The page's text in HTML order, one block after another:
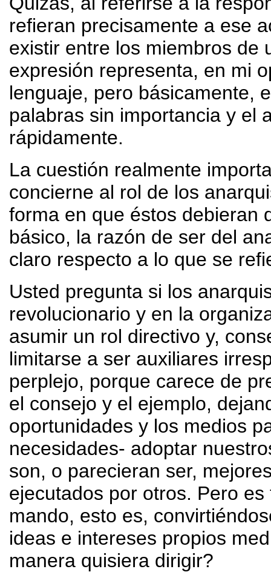
refieran precisamente a ese
existir entre los miembros de
expresión representa, en mi
lenguaje, pero básicamente,
palabras sin importancia y el
rápidamente.
La cuestión realmente
concierne al rol de los
forma en que éstos debieran
básico, la razón de ser del
claro respecto a lo que se
Usted pregunta si los
revolucionario y en la
asumir un rol directivo y,
limitarse a ser auxiliares
perplejo, porque carece de
el consejo y el ejemplo,
oportunidades y los medios
necesidades- adoptar
son, o parecieran ser,
ejecutados por otros. Pero
mando, esto es,
ideas e intereses propios
manera quisiera dirigir?